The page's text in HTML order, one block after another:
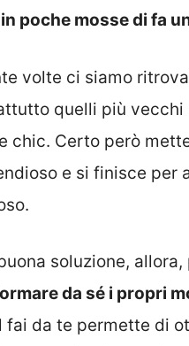
poche mosse di fa
volte ci siamo
quelli più vecchi
chic. Certo però
e si finisce per
soluzione,
da sé i propri
fai da te permette di